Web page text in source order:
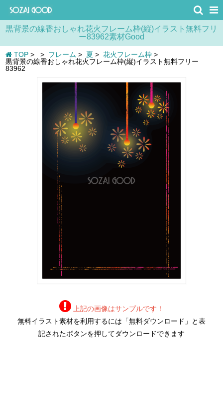
黒背景の線香おしゃれ花火フレーム枠(縦)イラスト無料フリ
ー83962素材Good
TOP > > フレーム > 夏 > 花火フレーム枠 >
黒背景の線香おしゃれ花火フレーム枠(縦)イラスト無料フリー
83962
上記の画像はサンプルです！
無料イラスト素材を利用するには「無料ダウンロード」と表
記されたボタンを押してダウンロードできます